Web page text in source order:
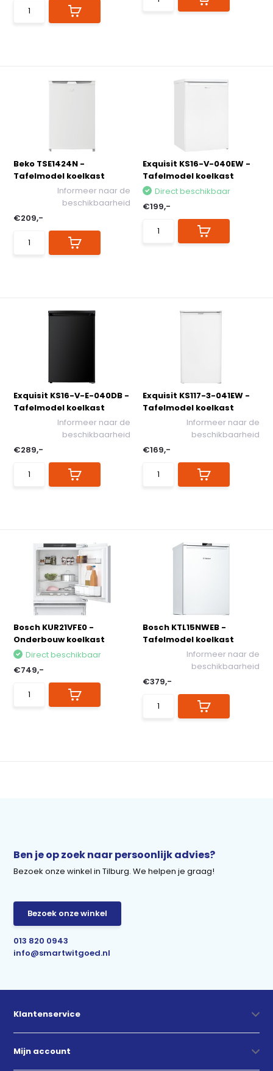
Beko TSE1424N -
Tafelmodel koelkast
Informeer naar de
beschikbaarheid
€209,-
Exquisit KS16-V-040EW -
Tafelmodel koelkast
Direct beschikbaar
€199,-
Exquisit KS16-V-E-040DB -
Tafelmodel koelkast
Informeer naar de
beschikbaarheid
€289,-
Exquisit KS117-3-041EW -
Tafelmodel koelkast
Informeer naar de
beschikbaarheid
€169,-
Bosch KUR21VFE0 -
Onderbouw koelkast
Direct beschikbaar
€749,-
Bosch KTL15NWEB -
Tafelmodel koelkast
Informeer naar de
beschikbaarheid
€379,-
Ben je op zoek naar persoonlijk advies?
Bezoek onze winkel in Tilburg. We helpen je graag!
Bezoek onze winkel
013 820 0943
info@smartwitgoed.nl
Klantenservice
Mijn account